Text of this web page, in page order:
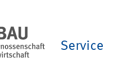
Service